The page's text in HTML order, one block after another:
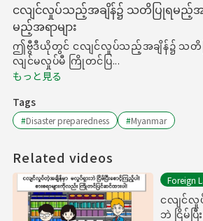
ငလျင်လှုပ်သည့်အချိန်၌ သတိပြုရမည့်အရ
မည့်အရာများ
ဤဗွီဒီယိုတွင် ငလျင်လှုပ်သည့်အချိန်၌ သတိပြု
လျင်မလှုပ်မီ ကြိုတင်ပြ...
もっと見る
Tags
#Disaster preparedness #Myanmar
Related videos
Foreign
ငလျင်လှု
ဘဲ ငြိမ်ပြီ